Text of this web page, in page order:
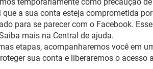
que a sua conta esteja comprometida
para se parecer com o Facebook.
mais na Central de ajuda.
etapas, acompanharemos você em
sua conta e liberaremos o acesso